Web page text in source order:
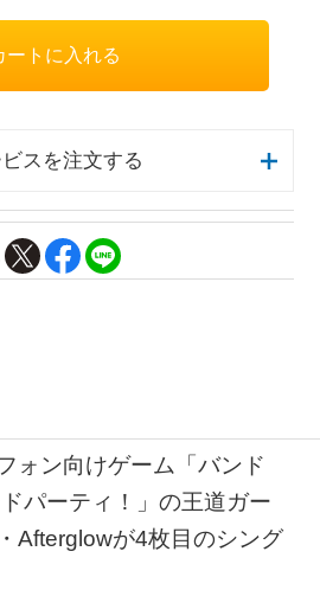
スを注文する
ォン向けゲーム「バンド
パーティ！」の王道ガー
Afterglowが4枚目のシング